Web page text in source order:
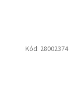
Kód: 28002374